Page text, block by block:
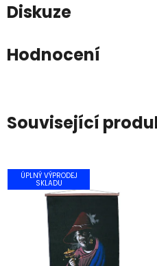
Diskuze
Hodnocení
Související
ÚPLNÝ VÝPRODEJ
SKLADU